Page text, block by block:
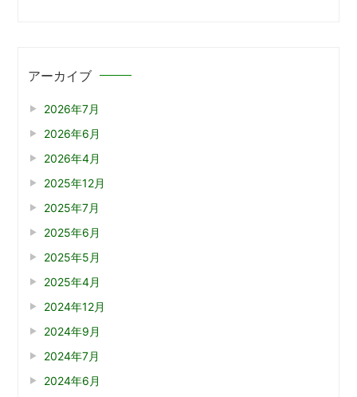
アーカイブ
2026年7月
2026年6月
2026年4月
2025年12月
2025年7月
2025年6月
2025年5月
2025年4月
2024年12月
2024年9月
2024年7月
2024年6月